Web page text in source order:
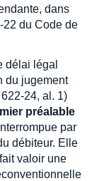
dans
22 du Code de
délai légal
du jugement
24, al. 1)
préalable
par
débiteur. Elle
valoir une